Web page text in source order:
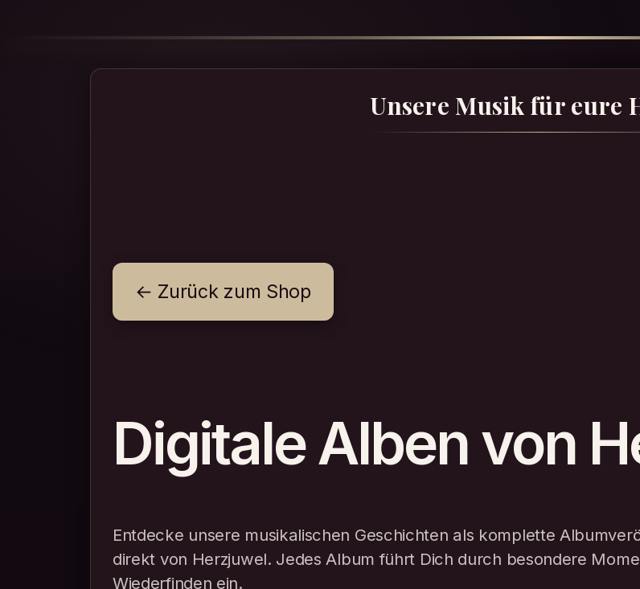
Unsere Musik für eure
← Zurück zum Shop
Digitale Alben von
Entdecke unsere musikalischen Geschichten als komplette
direkt von Herzjuwel. Jedes Album führt Dich durch besondere
Wiederfinden ein.